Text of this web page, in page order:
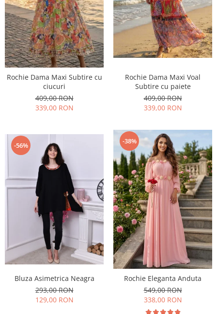
Rochie Dama Maxi Subtire cu
ciucuri
409,00 RON
339,00 RON
Rochie Dama Maxi Voal
Subtire cu paiete
409,00 RON
339,00 RON
-56%
Bluza Asimetrica Neagra
293,00 RON
129,00 RON
-38%
Rochie Eleganta Anduta
549,00 RON
338,00 RON